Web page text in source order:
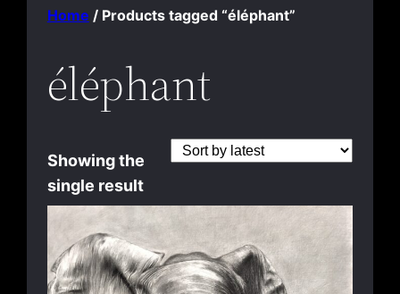
Home / Products tagged “éléphant”
éléphant
Showing the
single result